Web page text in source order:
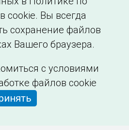
cookie. Вы всегда
сохранение файлов
Вашего браузера.
с условиями
файлов cookie